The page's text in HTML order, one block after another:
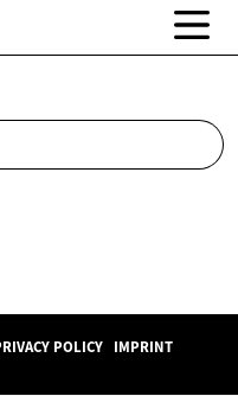
POLICY IMPRINT